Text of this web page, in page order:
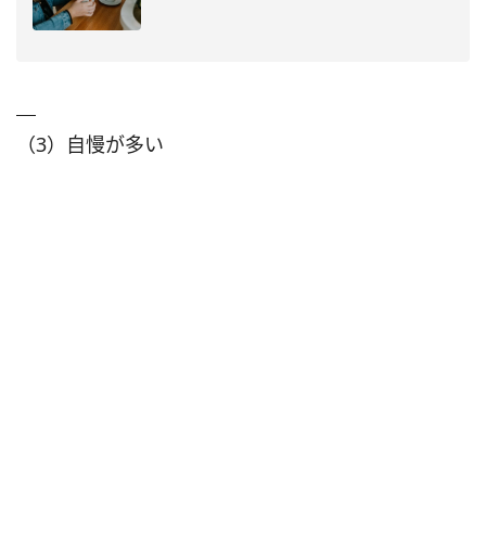
（3）自慢が多い